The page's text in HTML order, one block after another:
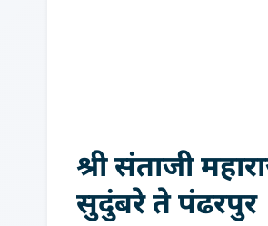
श्री संताजी
सुदुंबरे ते पंढरपुर